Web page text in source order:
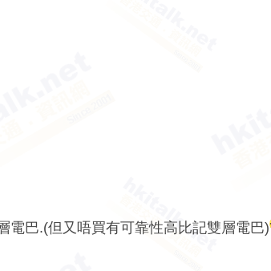
電巴.(但又唔買有可靠性高比記雙層電巴)